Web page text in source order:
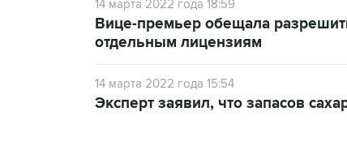
14 марта 2022 года 18:59
Вице-премьер обещала
отдельным лицензиям
14 марта 2022 года 15:54
Эксперт заявил, что запасов